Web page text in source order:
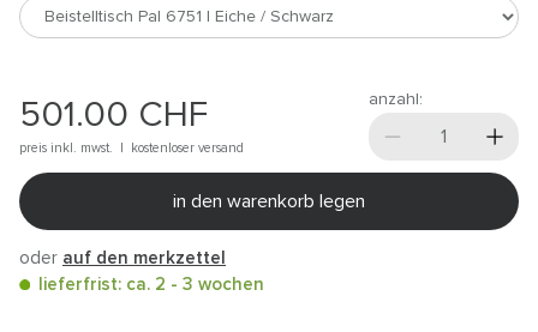
501.00 CHF
preis inkl. mwst. | kostenloser versand
anzahl:
in den warenkorb legen
oder auf den merkzettel
lieferfrist: ca. 2 - 3 wochen